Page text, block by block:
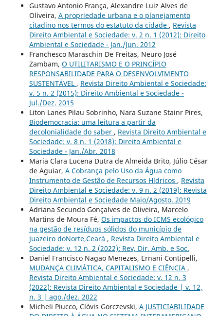
Gustavo Antonio França, Alexandre Luiz Alves de
Oliveira, A propriedade urbana e o planejamento
citadino nos termos do estatuto da cidade , Revista
Direito Ambiental e Sociedade: v. 2 n. 1 (2012): Direito
Ambiental e Sociedade - Jan./Jun. 2012
Franchesco Maraschin De Freitas, Neuro José
Zambam, O UTILITARISMO E O PRINCÍPIO
RESPONSABILIDADE PARA O DESENVOLVIMENTO
SUSTENTÁVEL , Revista Direito Ambiental e Sociedade:
v. 5 n. 2 (2015): Direito Ambiental e Sociedade -
Jul./Dez. 2015
Liton Lanes Pilau Sobrinho, Nara Suzane Stainr Pires,
Biodemocracia: uma leitura a partir da
decolonialidade do saber , Revista Direito Ambiental e
Sociedade: v. 8 n. 1 (2018): Direito Ambiental e
Sociedade - Jan./Abr. 2018
Maria Clara Lucena Dutra de Almeida Brito, Júlio César
de Aguiar, A Cobrança pelo Uso da Água como
Instrumento de Gestão de Recursos Hídricos , Revista
Direito Ambiental e Sociedade: v. 9 n. 2 (2019): Revista
Direito Ambiental e Sociedade Maio/Agosto. 2019
Adriana Secundo Gonçalves de Oliveira, Marcelo
Martins de Moura Fé, Os impactos do ICMS ecológico
na gestão de resíduos sólidos do município de
Juazeiro doNorte,Ceará , Revista Direito Ambiental e
Sociedade: v. 12 n. 2 (2022): Rev, Dir. Amb. e Soc.
Daniel Francisco Nagao Menezes, Ernani Contipelli,
MUDANÇA CLIMÁTICA, CAPITALISMO E CIÊNCIA ,
Revista Direito Ambiental e Sociedade: v. 12 n. 3
(2022): Revista Direito Ambiental e Sociedade | v. 12,
n. 3 | ago./dez. 2022
Micheli Piucco, Clóvis Gorczevski, A JUSTICIABILIDADE